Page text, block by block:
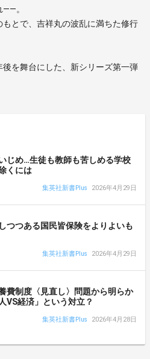
――。
とで、吉祥丸の波乱に満ちた修行
後を舞台にした、新シリーズ第一弾
じめ…生徒も教師も苦しめる学校
くには
集英社新書Plus 2026年4月29日
つつある国民皆保険をよりよいも
集英社新書Plus 2026年4月29日
費制度〈見直し〉問題から明らか
VS経済」という対立？
集英社新書Plus 2026年4月28日